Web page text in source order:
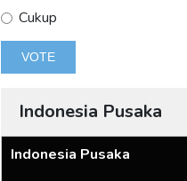
Cukup
Indonesia Pusaka
Indonesia Pusaka